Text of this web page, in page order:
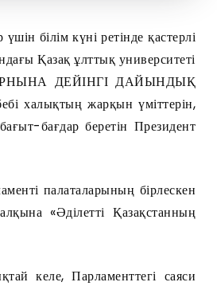
білім күні ретінде қастерлі
Қазақ ұлттық университеті
ОРНЫНА ДЕЙІНГІ ДАЙЫНДЫҚ
халықтың жарқын үміттерін,
бағдар беретін Президент
палаталарының бірлескен
«Әділетті Қазақстанның
келе, Парламенттегі саяси